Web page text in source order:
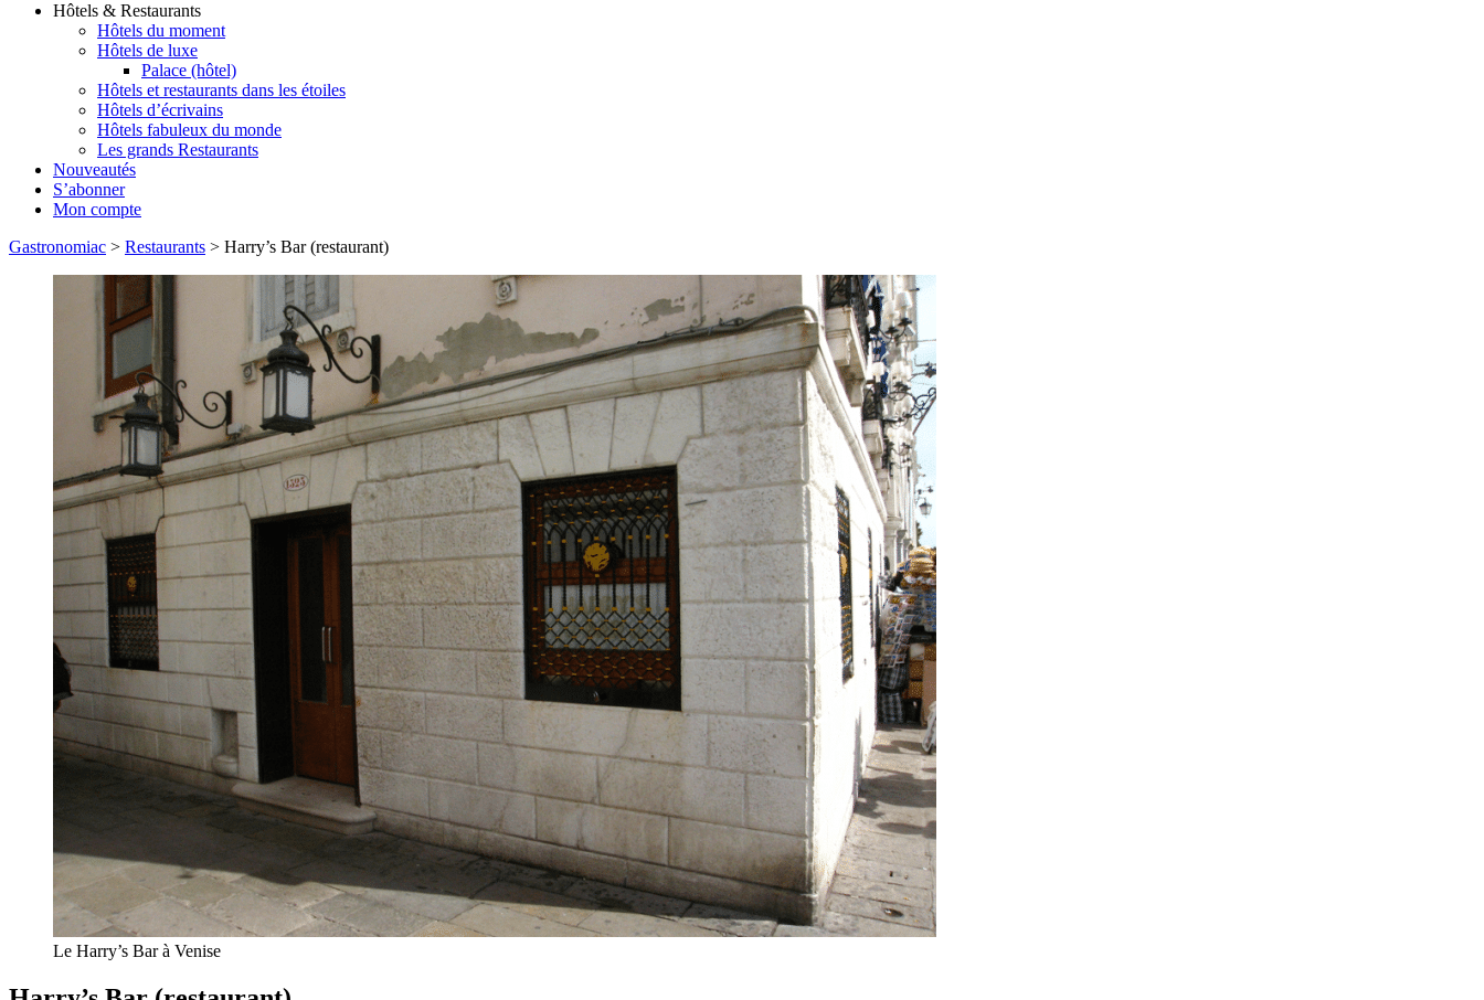
Hôtels & Restaurants
Hôtels du moment
Hôtels de luxe
Palace (hôtel)
Hôtels et restaurants dans les étoiles
Hôtels d’écrivains
Hôtels fabuleux du monde
Les grands Restaurants
Nouveautés
S’abonner
Mon compte
Gastronomiac > Restaurants > Harry’s Bar (restaurant)
Le Harry’s Bar à Venise